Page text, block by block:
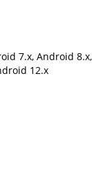
7.x, Android 8.x,
12.x